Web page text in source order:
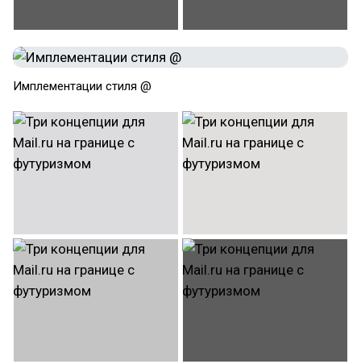
Имплементации стиля @